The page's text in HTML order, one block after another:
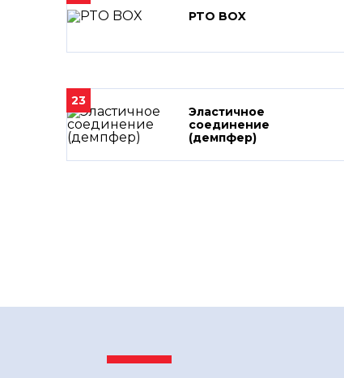
PTO BOX
23
Эластичное
соединение
(демпфер)